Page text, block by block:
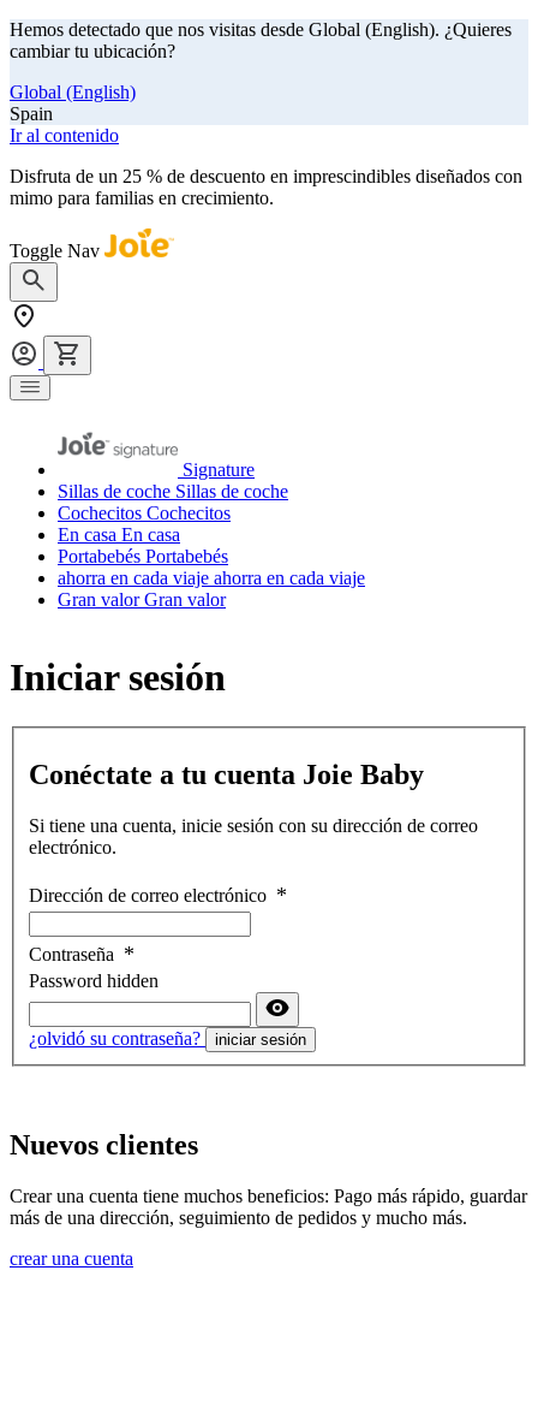
Hemos detectado que nos visitas desde Global (English). ¿Quieres
cambiar tu ubicación?
Global (English)
Spain
Ir al contenido
Disfruta de un 25 % de descuento en imprescindibles diseñados con
mimo para familias en crecimiento.
Toggle Nav
Signature
Sillas de coche Sillas de coche
Cochecitos Cochecitos
En casa En casa
Portabebés Portabebés
ahorra en cada viaje ahorra en cada viaje
Gran valor Gran valor
Iniciar sesión
Conéctate a tu cuenta Joie Baby
Si tiene una cuenta, inicie sesión con su dirección de correo
electrónico.
Dirección de correo electrónico
Contraseña
Password hidden
¿olvidó su contraseña? iniciar sesión
Nuevos clientes
Crear una cuenta tiene muchos beneficios: Pago más rápido, guardar
más de una dirección, seguimiento de pedidos y mucho más.
crear una cuenta